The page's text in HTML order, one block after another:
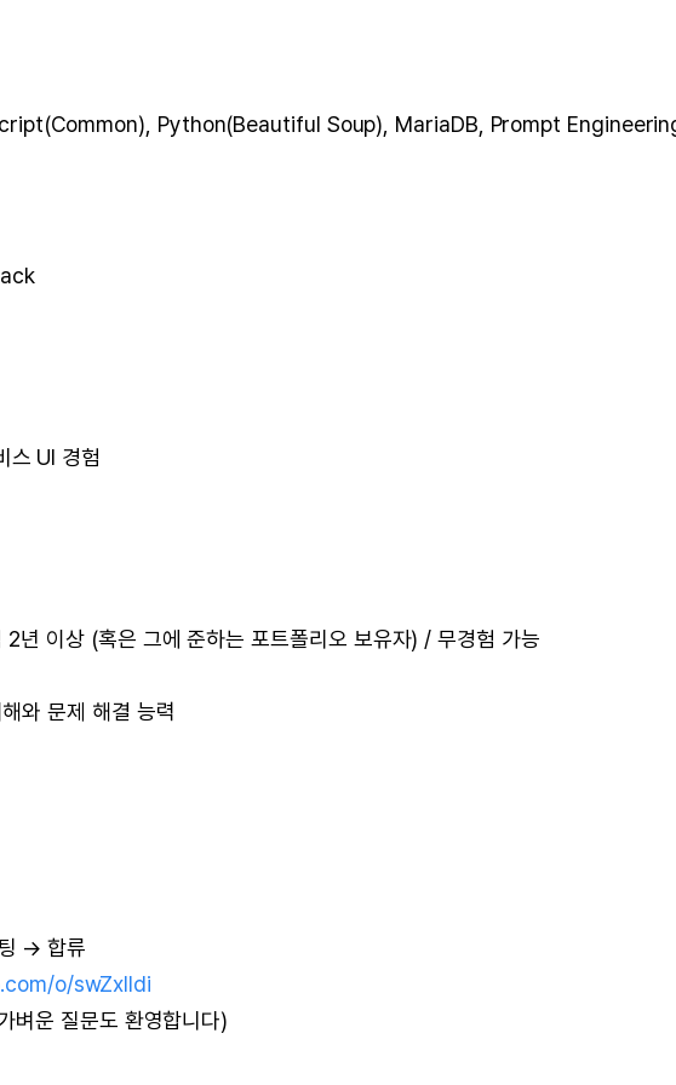
Python(Beautiful Soup), MariaDB, Prompt
스 UI 경험
년 이상 (혹은 그에 준하는 포트폴리오 보유자) / 무경험 가능
와 문제 해결 능력
→ 합류
o/swZxlIdi
벼운 질문도 환영합니다)